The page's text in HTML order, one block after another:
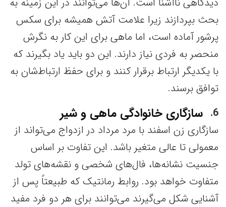
بحث بپردازند زیرا علامت آتش همیشه برای سکس
پرشور آماده است، اما ماهی‌ برای این کار به نگرش
منحصر به فردی نیاز دارند. این دو باید یاد بگیرند که
با یکدیگر ارتباط برقرار کنند و برای حفظ ارتباط‌شان به
توافق برسند.
6
سازگاری خانوادگی ماهی و شیر
سازگاری زن اسفند با مرد مرداد در ازدواج می‌تواند از
معمولی تا عالی متغیر باشد. این تفاوت بر اساس
جنسیت نشانه‌ها، فال‌های شخصی و نقشه‌های تولد
متفاوت خواهد بود. روابط رمانتیک که طبیعتاً پس از
آشنایی شکل می‌گیرند می‌توانند برای هر دو فرد مفید